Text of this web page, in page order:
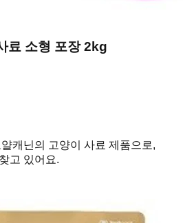
료 소형 포장 2kg
캐닌의 고양이 사료 제품으로,
고 있어요.